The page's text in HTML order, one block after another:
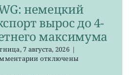
немецкий
вырос до 4-
максимума
7 августа, 2026 |
котключены